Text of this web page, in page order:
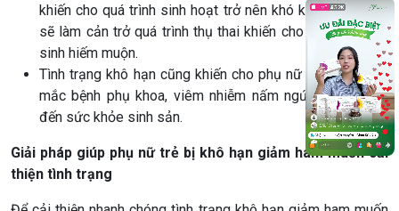
khiến cho quá trình sinh hoạt trở nên khó khăn. Điều này
sẽ làm cản trở quá trình thụ thai khiến cho phụ nữ bị vô
sinh hiếm muộn.
Tình trạng khô hạn cũng khiến cho phụ nữ tăng nguy cơ
mắc bệnh phụ khoa, viêm nhiễm nấm ngứa ảnh hưởng
đến sức khỏe sinh sản.
Giải pháp giúp phụ nữ trẻ bị khô hạn giảm ham muốn cải
thiện tình trạng